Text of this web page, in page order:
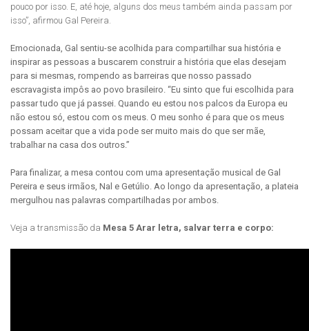
pouco por isso. E, até hoje, alguns dos meus também ainda passam por
isso”, afirmou Gal Pereira.
Emocionada, Gal sentiu-se acolhida para compartilhar sua história e
inspirar as pessoas a buscarem construir a história que elas desejam
para si mesmas, rompendo as barreiras que nosso passado
escravagista impôs ao povo brasileiro. “Eu sinto que fui escolhida para
passar tudo que já passei. Quando eu estou nos palcos da Europa eu
não estou só, estou com os meus. O meu sonho é para que os meus
possam aceitar que a vida pode ser muito mais do que ser mãe,
trabalhar na casa dos outros.”
Para finalizar, a mesa contou com uma apresentação musical de Gal
Pereira e seus irmãos, Nal e Getúlio. Ao longo da apresentação, a plateia
mergulhou nas palavras compartilhadas por ambos.
Veja a transmissão da Mesa 5 Arar letra, salvar terra e corpo: